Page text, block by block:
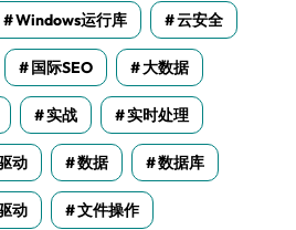
Windows运行库 云安全
国际SEO 大数据
实战 实时处理
动 数据 数据库
动 文件操作